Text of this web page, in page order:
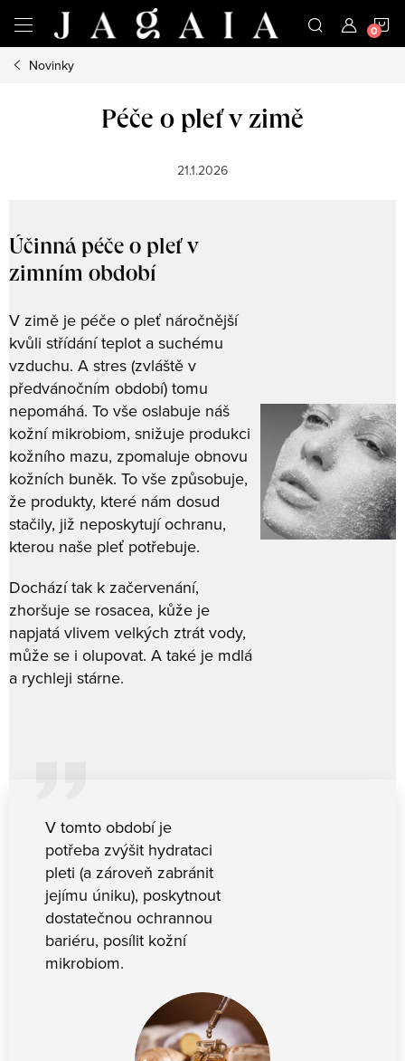
obsah
Novinky
Péče o pleť v zimě
21.1.2026
Účinná péče o pleť v
zimním období
V zimě je péče o pleť náročnější
kvůli střídání teplot a suchému
vzduchu. A stres (zvláště v
předvánočním období) tomu
nepomáhá. To vše oslabuje náš
kožní mikrobiom, snižuje produkci
kožního mazu, zpomaluje obnovu
kožních buněk. To vše způsobuje,
že produkty, které nám dosud
stačily, již neposkytují ochranu,
kterou naše pleť potřebuje.
Dochází tak k začervenání,
zhoršuje se rosacea, kůže je
napjatá vlivem velkých ztrát vody,
může se i olupovat. A také je mdlá
a rychleji stárne.
V tomto období je
potřeba zvýšit hydrataci
pleti (a zároveň zabránit
jejímu úniku), poskytnout
dostatečnou ochrannou
bariéru, posílit kožní
mikrobiom.